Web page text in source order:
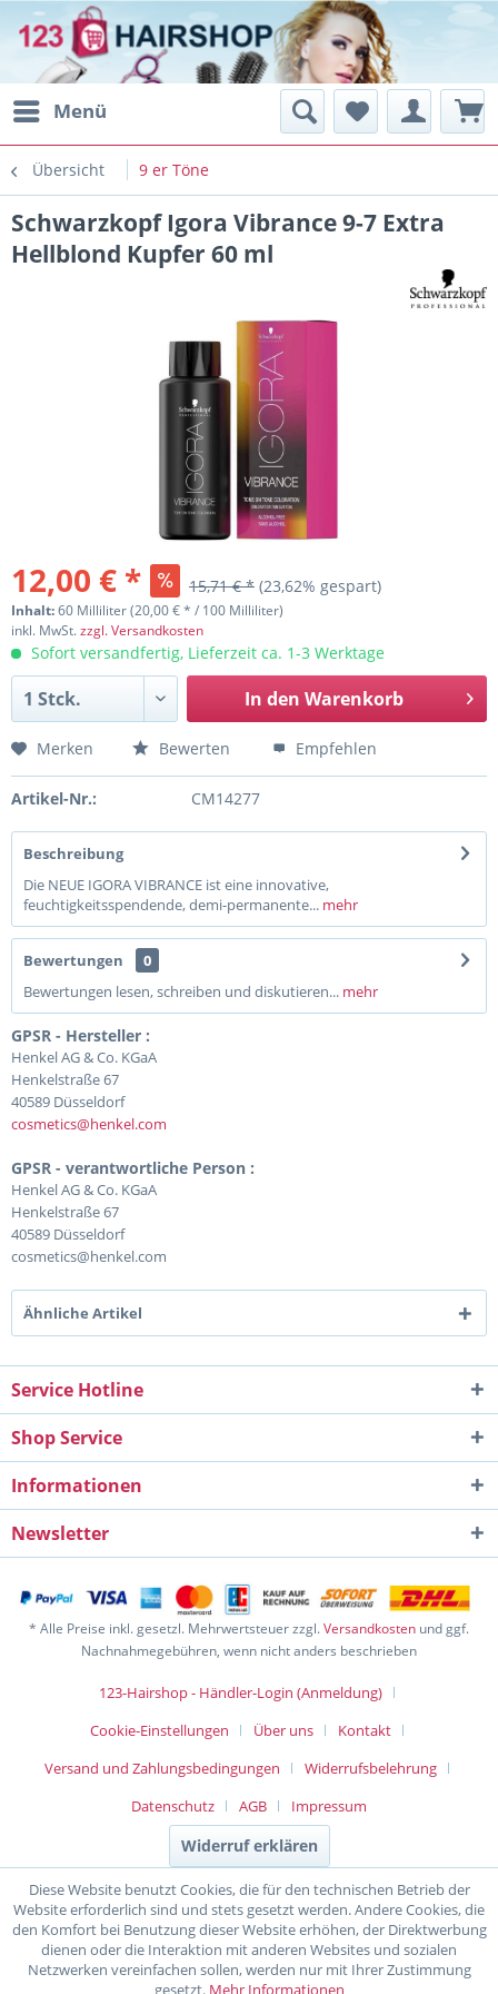
Menü
Übersicht 9 er Töne
Schwarzkopf Igora Vibrance 9-7 Extra
Hellblond Kupfer 60 ml
12,00 € * 15,71 € * (23,62% gespart)
Inhalt:60 Milliliter (20,00 € * / 100 Milliliter)
inkl. MwSt.zzgl. Versandkosten
Sofort versandfertig, Lieferzeit ca. 1-3 Werktage
In den Warenkorb
Merken Bewerten Empfehlen
Artikel-Nr.: CM14277
Beschreibung
Die NEUE IGORA VIBRANCE ist eine innovative,
feuchtigkeitsspendende, demi-permanente... mehr
Bewertungen
0
Bewertungen lesen, schreiben und diskutieren... mehr
GPSR - Hersteller :
Henkel AG & Co. KGaA
Henkelstraße 67
40589 Düsseldorf
cosmetics@henkel.com
GPSR - verantwortliche Person :
Henkel AG & Co. KGaA
Henkelstraße 67
40589 Düsseldorf
cosmetics@henkel.com
Ähnliche Artikel
Service Hotline
Shop Service
Informationen
Newsletter
* Alle Preise inkl. gesetzl. Mehrwertsteuer zzgl.Versandkosten und ggf.
Nachnahmegebühren, wenn nicht anders beschrieben
123-Hairshop - Händler-Login (Anmeldung)
Cookie-Einstellungen
Über uns
Kontakt
Versand und Zahlungsbedingungen
Widerrufsbelehrung
Datenschutz
AGB Impressum
Widerruf erklären
Diese Website benutzt Cookies, die für den technischen Betrieb der
Website erforderlich sind und stets gesetzt werden. Andere Cookies, die
den Komfort bei Benutzung dieser Website erhöhen, der Direktwerbung
dienen oder die Interaktion mit anderen Websites und sozialen
Netzwerken vereinfachen sollen, werden nur mit Ihrer Zustimmung
gesetzt. Mehr Informationen